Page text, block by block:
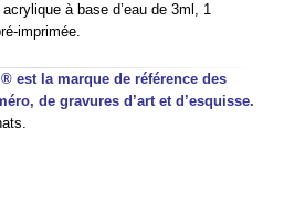
à base d’eau de 3ml, 1
imprimée.
est la marque de référence des
de gravures d’art et d’esquisse.